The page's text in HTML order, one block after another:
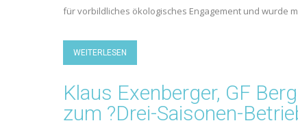
für vorbildliches ökologisches Engagement und wurde
WEITERLESEN
Klaus Exenberger, GF
zum ?Drei-Saisonen-